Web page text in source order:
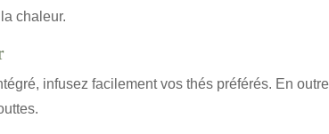
chaleur.
infusez facilement vos thés préférés. En